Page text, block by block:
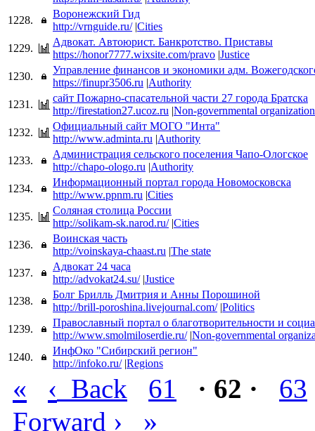
1228.
Воронежский Гид
http://vrnguide.ru/ |Cities
1229.
Адвокат. Автоюрист. Банкротство. Приставы
https://honor7777.wixsite.com/pravo |Justice
1230.
Управление финансов и экономики адм.
https://finupr3506.ru |Authority
1231.
сайт Пожарно-спасательной части 27 города Братска
http://firestation27.ucoz.ru |Non-governmental
1232.
Официальный сайт МОГО "Инта"
http://www.adminta.ru |Authority
1233.
Администрация сельского поселения Чапо-Ологское
http://chapo-ologo.ru |Authority
1234.
Информационный портал города Новомосковска
http://www.ppnm.ru |Cities
1235.
Соляная столица России
http://solikam-sk.narod.ru/ |Cities
1236.
Воинская часть
http://voinskaya-chaast.ru |The state
1237.
Адвокат 24 часа
http://advokat24.su/ |Justice
1238.
Болг Брилль Дмитрия и Анны Порошиной
http://brill-poroshina.livejournal.com/ |Politics
1239.
Православный портал о благотворительности и
http://www.smolmiloserdie.ru/ |Non-governmental
1240.
ИнфОко "Сибирский регион"
http://infoko.ru/ |Regions
« ‹ Back 61 · 62 ·
63
Forward › »